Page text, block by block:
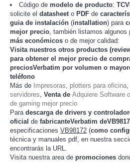
Código de modelo de producto: TC
solicite el datasheet o PDF de
guia de instalación (installation) para
mejor precio , también listamos
más económicos o de mejor calidad:
Visita nuestros otros productos (
para obtener el mejor precio de
preciosVerbatim por volumen o
teléfono
Más de Impresoras, plotters para oficina
servidores Venta de Adquiere Software
de gaming mejor precio
Para descarga de drivers y
oficial de fabricanteVerbatim
especificaciones VB98172 (como
técnica y manuales pdf, en nuestra
encontrarás la URL.
Visita nuestra area de promociones